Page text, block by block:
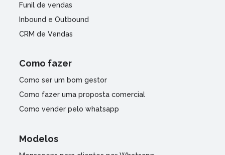
Funil de vendas
Inbound e Outbound
CRM de Vendas
Como fazer
Como ser um bom gestor
Como fazer uma proposta comercial
Como vender pelo whatsapp
Modelos